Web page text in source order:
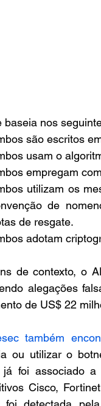
baseia nos
são escritos
usam o
empregam
utilizam os
de
de resgate.
adotam
de contexto, o
alegações
de US$ 22
também
ou utilizar o
já foi associado
Cisco,